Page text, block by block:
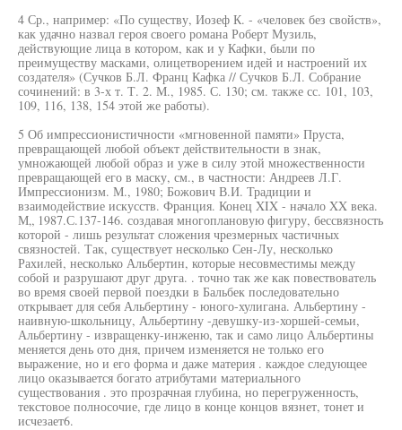
4 Ср., например: «По существу, Иозеф К. - «человек без свойств»,
как удачно назвал героя своего романа Роберт Музиль,
действующие лица в котором, как и у Кафки, были по
преимуществу масками, олицетворением идей и настроений их
создателя» (Сучков Б.Л. Франц Кафка // Сучков Б.Л. Собрание
сочинений: в 3-х т. Т. 2. М., 1985. С. 130; см. также сс. 101, 103,
109, 116, 138, 154 этой же работы).
5 Об импрессионистичности «мгновенной памяти» Пруста,
превращающей любой объект действительности в знак,
умножающей любой образ и уже в силу этой множественности
превращающей его в маску, см., в частности: Андреев Л.Г.
Импрессионизм. М., 1980; Божович В.И. Традиции и
взаимодействие искусств. Франция. Конец XIX - начало XX века.
М„ 1987.С.137-146. создавая многоплановую фигуру, бессвязность
которой - лишь результат сложения чрезмерных частичных
связностей. Так, существует несколько Сен-Лу, несколько
Рахилей, несколько Альбертин, которые несовместимы между
собой и разрушают друг друга. . точно так же как повествователь
во время своей первой поездки в Бальбек последовательно
открывает для себя Альбертину - юного-хулигана. Альбертину -
наивную-школьницу, Альбертину -девушку-из-хоршей-семьи,
Альбертину - извращенку-инженю, так и само лицо Альбертины
меняется день ото дня, причем изменяется не только его
выражение, но и его форма и даже материя . каждое следующее
лицо оказывается богато атрибутами материального
существования . это прозрачная глубина, но перегруженность,
текстовое полносочие, где лицо в конце концов вязнет, тонет и
исчезает6.